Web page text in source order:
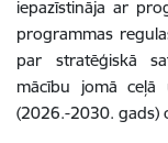
iepazīstināja ar
programmas
par stratēģiskā
mācību jomā
(2026.-2030. gads)